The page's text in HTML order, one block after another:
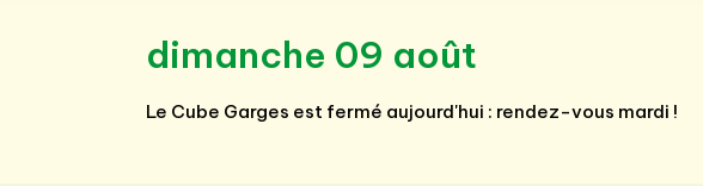
dimanche 09 août
Le Cube Garges est fermé aujourd'hui : rendez-vous mardi !